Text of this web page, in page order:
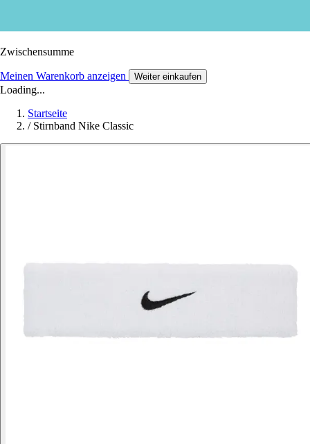
Zwischensumme
Meinen Warenkorb anzeigen Weiter einkaufen
Loading...
Startseite
/ Stirnband Nike Classic